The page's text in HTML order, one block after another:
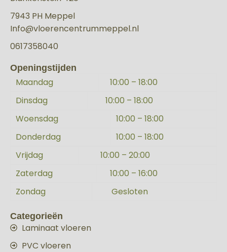
7943 PH Meppel
Info@vloerencentrummeppel.nl
0617358040
Openingstijden
Maandag
10:00 – 18:00
Dinsdag
10:00 – 18:00
Woensdag
10:00 – 18:00
Donderdag
10:00 – 18:00
Vrijdag
10:00 – 20:00
Zaterdag
10:00 – 16:00
Zondag
Gesloten
Categorieën
Laminaat vloeren
PVC vloeren